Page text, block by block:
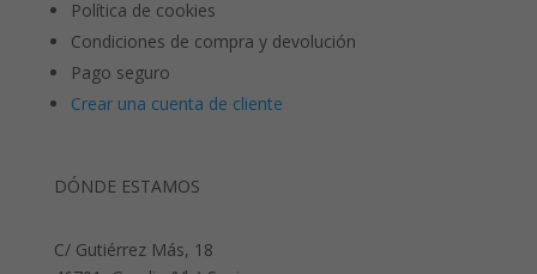
Política de cookies
Condiciones de compra y devolución
Pago seguro
Crear una cuenta de cliente
DÓNDE ESTAMOS
C/ Gutiérrez Más, 18